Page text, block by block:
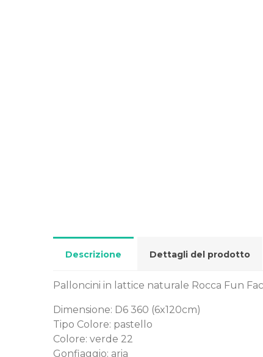
Descrizione Dettagli del prodotto
Palloncini in lattice naturale Rocca Fun
Dimensione: D6 360 (6x120cm)
Tipo Colore: pastello
Colore: verde 22
Gonfiaggio: aria